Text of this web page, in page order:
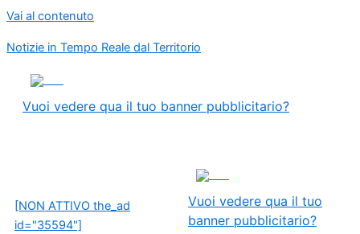
Vai al contenuto
Notizie in Tempo Reale dal Territorio
Vuoi vedere qua il tuo banner pubblicitario?
[NON ATTIVO the_ad
id="35594"]
Vuoi vedere qua il tuo
banner pubblicitario?